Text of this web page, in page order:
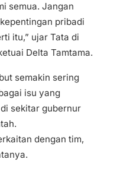
semua. Jangan
pribadi
itu,” ujar Tata di
Delta Tamtama.
semakin sering
isu yang
sekitar gubernur
dengan tim,